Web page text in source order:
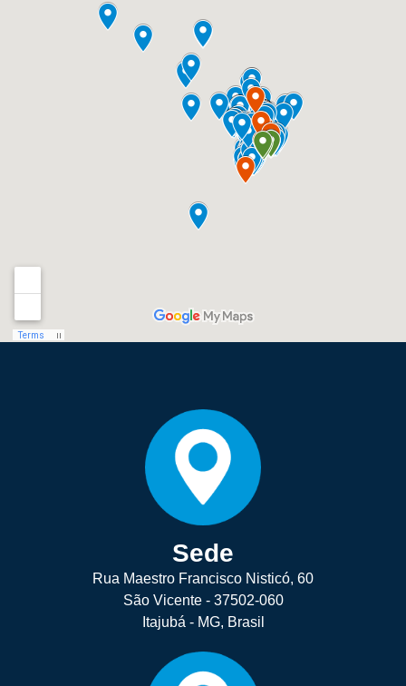
Sede
Rua Maestro Francisco Nisticó, 60
São Vicente - 37502-060
Itajubá - MG, Brasil